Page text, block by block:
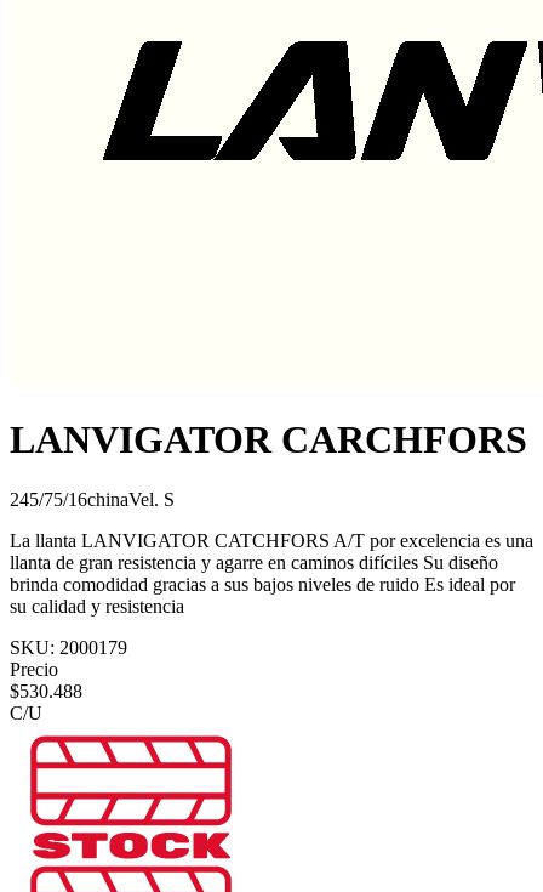
LANVIGATOR CARCHFORS
245/75/16chinaVel. S
La llanta LANVIGATOR CATCHFORS A/T por excelencia es una
llanta de gran resistencia y agarre en caminos difíciles Su diseño
brinda comodidad gracias a sus bajos niveles de ruido Es ideal por
su calidad y resistencia
SKU: 2000179
Precio
$530.488
C/U